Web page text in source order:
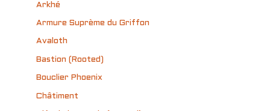
Arkhé
Armure Suprème du Griffon
Avaloth
Bastion (Rooted)
Bouclier Phoenix
Châtiment